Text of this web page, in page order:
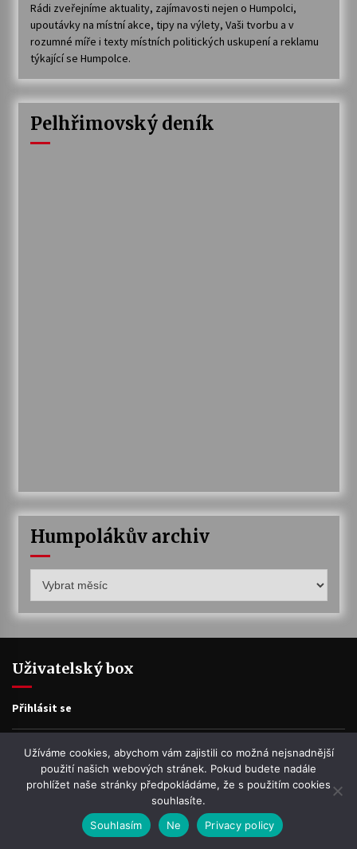
Rádi zveřejníme aktuality, zajímavosti nejen o Humpolci,
upoutávky na místní akce, tipy na výlety, Vaši tvorbu a v
rozumné míře i texty místních politických uskupení a reklamu
týkající se Humpolce.
Pelhřimovský deník
Humpolákův archiv
archiv
Uživatelský box
Přihlásit se
Zdroj kanálů (příspěvky)
Kanál komentářů
Česká lokalizace
Užíváme cookies, abychom vám zajistili co možná nejsnadnější
použití našich webových stránek. Pokud budete nadále
prohlížet naše stránky předpokládáme, že s použitím cookies
souhlasíte.
Souhlasím
Ne Privacy policy